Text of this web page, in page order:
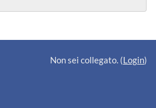
Non sei collegato. (Login)